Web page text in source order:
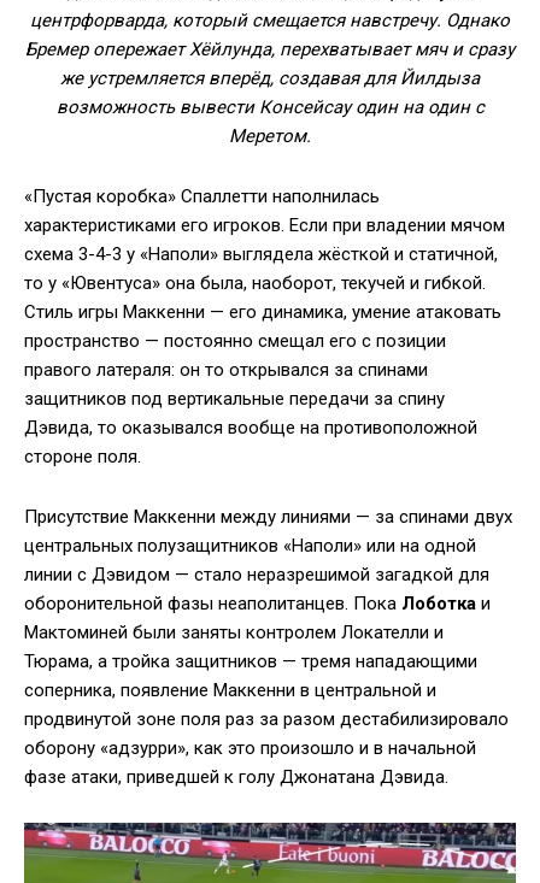
центрфорварда, который смещается навстречу. Однако
Бремер опережает Хёйлунда, перехватывает мяч и сразу
же устремляется вперёд, создавая для Йилдыза
возможность вывести Консейсау один на один с
Меретом.
«Пустая коробка» Спаллетти наполнилась
характеристиками его игроков. Если при владении мячом
схема 3-4-3 у «Наполи» выглядела жёсткой и статичной,
то у «Ювентуса» она была, наоборот, текучей и гибкой.
Стиль игры Маккенни — его динамика, умение атаковать
пространство — постоянно смещал его с позиции
правого латераля: он то открывался за спинами
защитников под вертикальные передачи за спину
Дэвида, то оказывался вообще на противоположной
стороне поля.
Присутствие Маккенни между линиями — за спинами двух
центральных полузащитников «Наполи» или на одной
линии с Дэвидом — стало неразрешимой загадкой для
оборонительной фазы неаполитанцев. Пока Лоботка и
Мактоминей были заняты контролем Локателли и
Тюрама, а тройка защитников — тремя нападающими
соперника, появление Маккенни в центральной и
продвинутой зоне поля раз за разом дестабилизировало
оборону «адзурри», как это произошло и в начальной
фазе атаки, приведшей к голу Джонатана Дэвида.